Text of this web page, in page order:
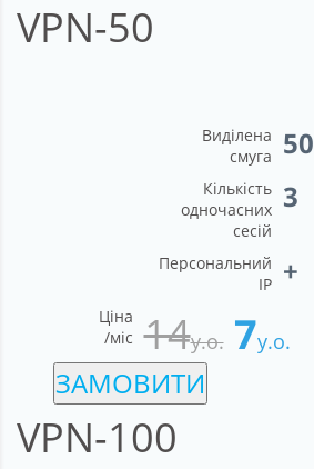
VPN-50
Виділена
смуга
50
Кількість
одночасних
сесій
3
Персональний
IP +
Ціна
/міс 14у.о.7у.о.
ЗАМОВИТИ
VPN-100